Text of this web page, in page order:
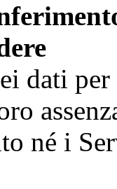
dati
né i